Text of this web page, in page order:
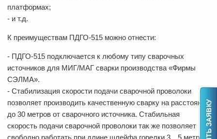
платформах;
- и т.д.
К преимуществам ПДГО-515 можно отнести:
- ПДГО-515 подключается к любому типу сварочных
источников для МИГ/МАГ сварки производства «Фирмы
СЭЛМА».
- Стабилизация скорости подачи сварочной проволоки
позволяет производить качественную сварку на расстоянии
до 30 метров от сварочного источника. Стабильная
скорость подачи сварочной проволоки так же позволяет
свободно работать при длине шлейфа горелки 3…5 метров